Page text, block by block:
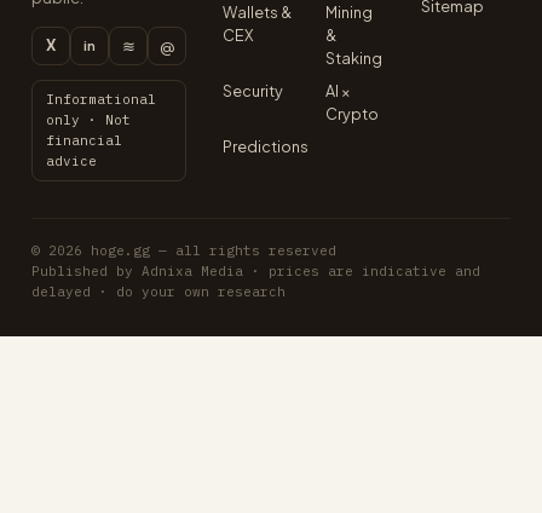
X in ≋ @
Informational
only · Not
financial
advice
Wallets &
CEX
Mining
&
Staking
Security
AI ×
Crypto
Predictions
Sitemap
© 2026 hoge.gg — all rights reserved
Published by Adnixa Media · prices are indicative and
delayed · do your own research